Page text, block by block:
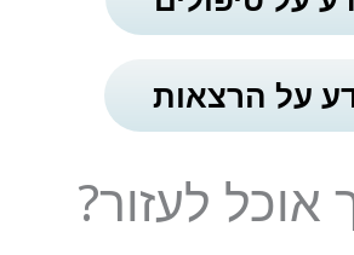
על הרצאות
אוכל לעזור?